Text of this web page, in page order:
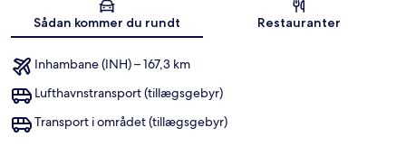
Sådan kommer du rundt Restauranter
Inhambane (INH) – 167,3 km
Lufthavnstransport (tillægsgebyr)
Transport i området (tillægsgebyr)